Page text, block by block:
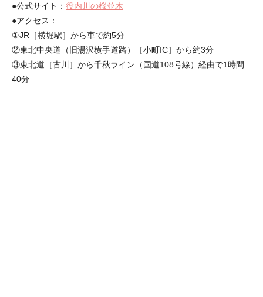
●公式サイト： 役内川の桜並木
●アクセス：
①JR［横堀駅］から車で約5分
②東北中央道（旧湯沢横手道路）［小町IC］から約3分
③東北道［古川］から千秋ライン（国道108号線）経由で1時間
40分